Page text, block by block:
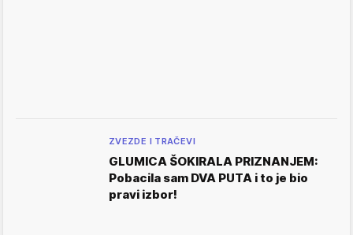
ZVEZDE I TRAČEVI
GLUMICA ŠOKIRALA PRIZNANJEM:
Pobacila sam DVA PUTA i to je bio
pravi izbor!